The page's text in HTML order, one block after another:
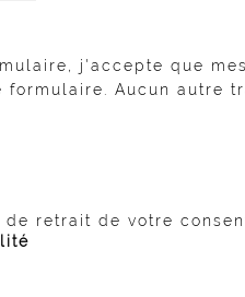
j'accepte que
Aucun autre
retrait de votre